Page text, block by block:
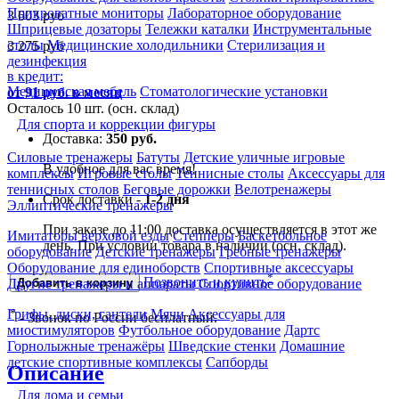
Прикроватные мониторы Лабораторное оборудование
Шприцевые дозаторы Тележки каталки Инструментальные
столы Медицинские холодильники Стерилизация и
дезинфекция
Медицинская мебель Стоматологические установки
Для спорта и коррекции фигуры
Силовые тренажеры Батуты Детские уличные игровые
комплексы Игровые столы Теннисные столы Аксессуары для
теннисных столов Беговые дорожки Велотренажеры
Эллиптические тренажеры
Имитаторы верховой езды Степперы Баскетбольное
оборудование Детские тренажеры Гребные тренажеры
Оборудование для единоборств Спортивные аксессуары
Другие тренажеры и аппараты Спортивное оборудование
Грифы, диски, гантели Мячи Аксессуары для
миостимуляторов Футбольное оборудование Дартс
Горнолыжные тренажёры Шведские стенки Домашние
детские спортивные комплексы Сапборды
Для дома и семьи
3 603руб
3 275руб
в кредит:
от 91 руб. в месяц
Осталось 10 шт. (осн. склад)
Доставка: 350 руб.
В удобное для вас время!
Срок доставки -1-2 дня
При заказе до 11:00 доставка осуществляется в этот же
день. При условии товара в наличии (осн. склад).
Добавить в корзину Позвонить и купить*
*- Звонок по России бесплатный.
Описание